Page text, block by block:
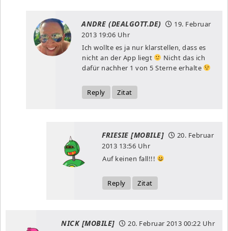
ANDRE (DEALGOTT.DE)
19. Februar
2013 19:06 Uhr
Ich wollte es ja nur klarstellen, dass es
nicht an der App liegt
Nicht das ich
dafür nachher 1 von 5 Sterne erhalte
Reply Zitat
FRIESIE [MOBILE]
20. Februar
2013 13:56 Uhr
Auf keinen fall!!!
Reply Zitat
NICK [MOBILE] 20. Februar 2013 00:22 Uhr